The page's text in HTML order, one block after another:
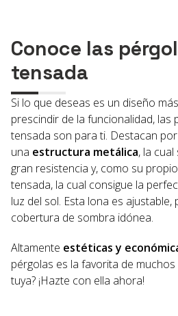
Conoce las
tensada
Si lo que deseas es un diseño
prescindir de la funcionalidad, las
tensada son para ti. Destacan
una estructura metálica, la
gran resistencia y, como su
tensada, la cual consigue la
luz del sol. Esta lona es ajustable,
cobertura de sombra idónea.
Altamente estéticas y
pérgolas es la favorita de muchos
tuya? ¡Hazte con ella ahora!